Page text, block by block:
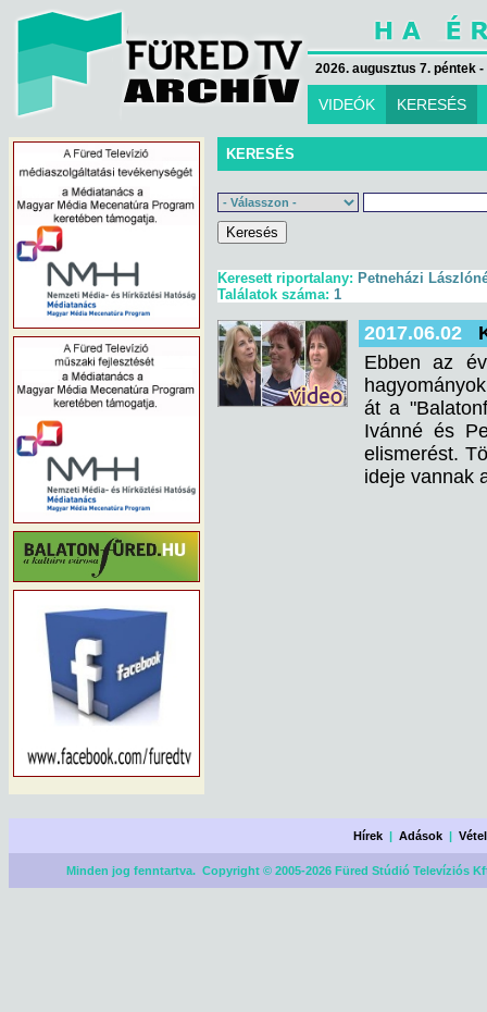
2026. augusztus 7. péntek
VIDEÓK KERESÉS
KERESÉS
Keresett riportalany: Petneházi
Találatok száma: 1
2017.06.02
Ebben az
át a
Ivánné és
elismerést.
ideje vannak
Hírek |Adások |
Minden jog fenntartva. Copyright © 2005-2026 Füred Stúdió Televíziós